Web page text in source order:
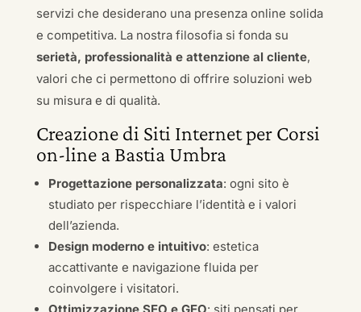
servizi che desiderano una presenza online solida
e competitiva. La nostra filosofia si fonda su
serietà, professionalità e attenzione al cliente,
valori che ci permettono di offrire soluzioni web
su misura e di qualità.
Creazione di Siti Internet per Corsi
on-line a Bastia Umbra
Progettazione personalizzata: ogni sito è
studiato per rispecchiare l’identità e i valori
dell’azienda.
Design moderno e intuitivo: estetica
accattivante e navigazione fluida per
coinvolgere i visitatori.